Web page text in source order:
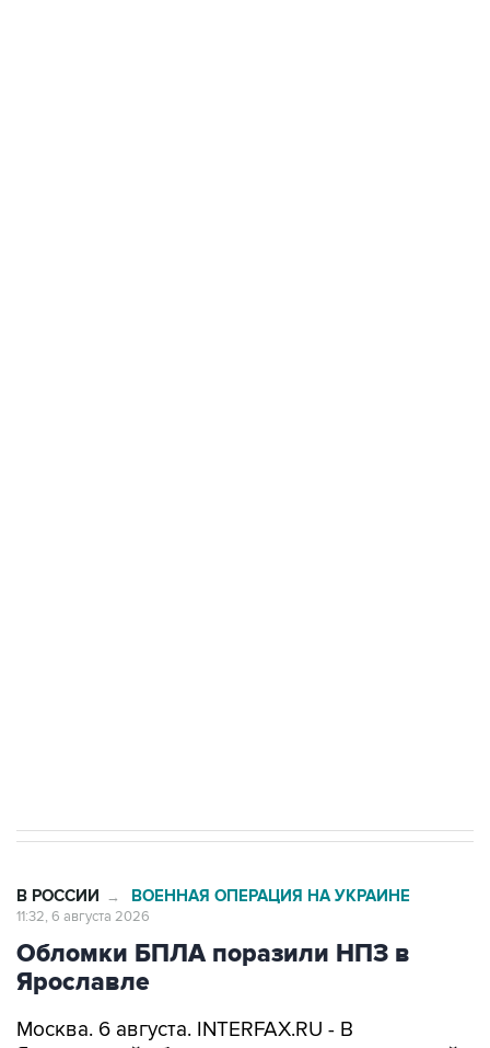
В РОССИИ → ВОЕННАЯ ОПЕРАЦИЯ НА УКРАИНЕ
11:32, 6 августа 2026
Обломки БПЛА поразили НПЗ в
Ярославле
Москва. 6 августа. INTERFAX.RU - В